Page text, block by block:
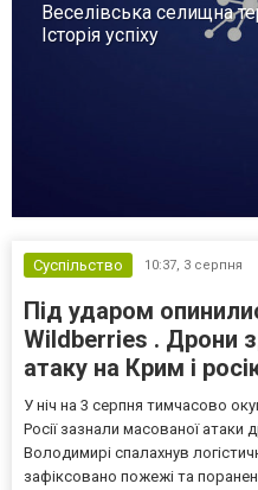
Веселівська селищна
Історія успіху
Суспільство 10:37, 3 серпня
Під ударом
Wildberries . Дрони
атаку на Крим і
У ніч на 3 серпня тимчасово
Росії зазнали масованої атаки
Володимирі спалахнув
зафіксовано пожежі та